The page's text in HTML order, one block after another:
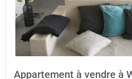
Appartement à vendre à